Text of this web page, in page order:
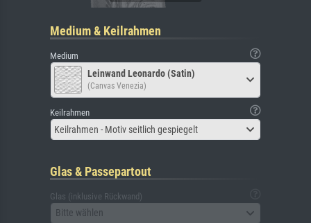
Medium & Keilrahmen
Medium
Leinwand Leonardo (Satin)
(Canvas Venezia)
Keilrahmen
Keilrahmen - Motiv seitlich gespiegelt
Glas & Passepartout
Glas (inklusive Rückwand)
Bitte wählen